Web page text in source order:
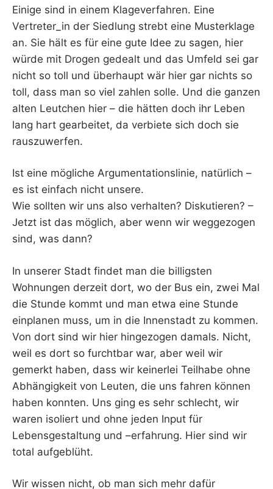
Einige sind in einem Klageverfahren. Eine
Vertreter_in der Siedlung strebt eine Musterklage
an. Sie hält es für eine gute Idee zu sagen, hier
würde mit Drogen gedealt und das Umfeld sei gar
nicht so toll und überhaupt wär hier gar nichts so
toll, dass man so viel zahlen solle. Und die ganzen
alten Leutchen hier – die hätten doch ihr Leben
lang hart gearbeitet, da verbiete sich doch sie
rauszuwerfen.
Ist eine mögliche Argumentationslinie, natürlich –
es ist einfach nicht unsere.
Wie sollten wir uns also verhalten? Diskutieren? –
Jetzt ist das möglich, aber wenn wir weggezogen
sind, was dann?
In unserer Stadt findet man die billigsten
Wohnungen derzeit dort, wo der Bus ein, zwei Mal
die Stunde kommt und man etwa eine Stunde
einplanen muss, um in die Innenstadt zu kommen.
Von dort sind wir hier hingezogen damals. Nicht,
weil es dort so furchtbar war, aber weil wir
gemerkt haben, dass wir keinerlei Teilhabe ohne
Abhängigkeit von Leuten, die uns fahren können
haben konnten. Uns ging es sehr schlecht, wir
waren isoliert und ohne jeden Input für
Lebensgestaltung und –erfahrung. Hier sind wir
total aufgeblüht.
Wir wissen nicht, ob man sich mehr dafür